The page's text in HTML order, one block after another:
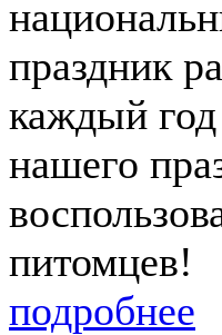
праздник
каждый год
нашего
питомцев!
подробнее